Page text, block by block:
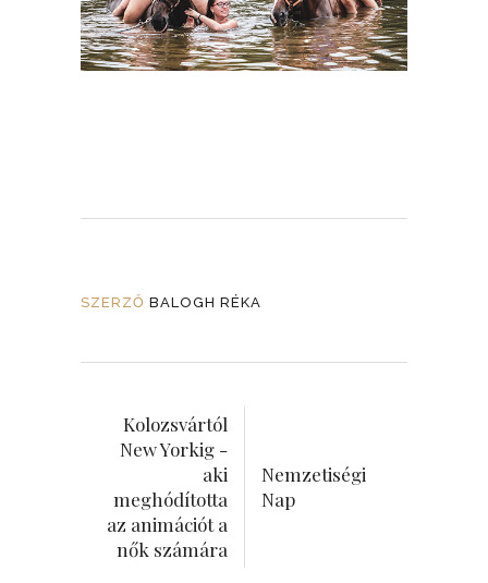
SZERZŐ BALOGH RÉKA
Kolozsvártól
New Yorkig -
aki
meghódította
az animációt a
nők számára
Nemzetiségi
Nap